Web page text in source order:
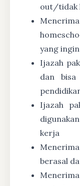
out/tidak
yang
Ijazah
dan bisa
Ijazah
kerja
berasal